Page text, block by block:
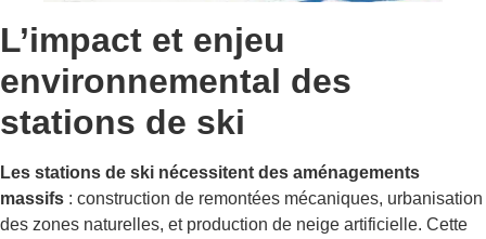
L’impact et enjeu
environnemental des
stations de ski
Les stations de ski nécessitent des aménagements
massifs : construction de remontées mécaniques, urbanisation
des zones naturelles, et production de neige artificielle. Cette